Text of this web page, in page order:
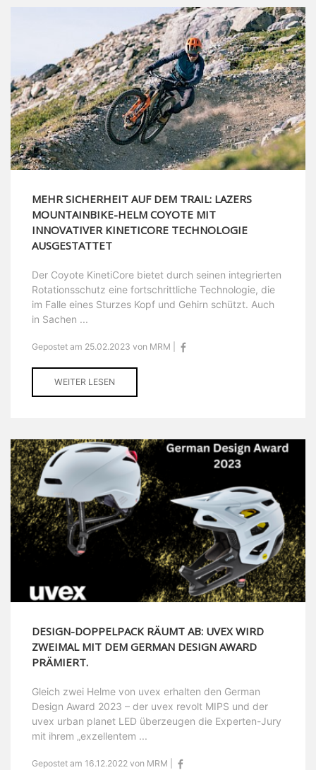
MEHR SICHERHEIT AUF DEM TRAIL: LAZERS
MOUNTAINBIKE-HELM COYOTE MIT
INNOVATIVER KINETICORE TECHNOLOGIE
AUSGESTATTET
Der Coyote KinetiCore bietet durch seinen integrierten
Rotationsschutz eine fortschrittliche Technologie, die
im Falle eines Sturzes Kopf und Gehirn schützt. Auch
in Sachen ...
Gepostet am 25.02.2023 von MRM |
WEITER LESEN
DESIGN-DOPPELPACK RÄUMT AB: UVEX WIRD
ZWEIMAL MIT DEM GERMAN DESIGN AWARD
PRÄMIERT.
Gleich zwei Helme von uvex erhalten den German
Design Award 2023 – der uvex revolt MIPS und der
uvex urban planet LED überzeugen die Experten-Jury
mit ihrem „exzellentem ...
Gepostet am 16.12.2022 von MRM |